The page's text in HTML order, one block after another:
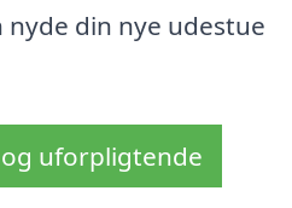
nyde din nye udestue
uforpligtende